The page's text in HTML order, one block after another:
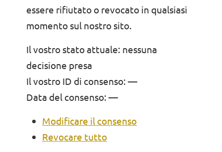
essere rifiutato o revocato in qualsiasi
momento sul nostro sito.
Il vostro stato attuale: nessuna
decisione presa
Il vostro ID di consenso:—
Data del consenso:—
Modificare il consenso
Revocare tutto